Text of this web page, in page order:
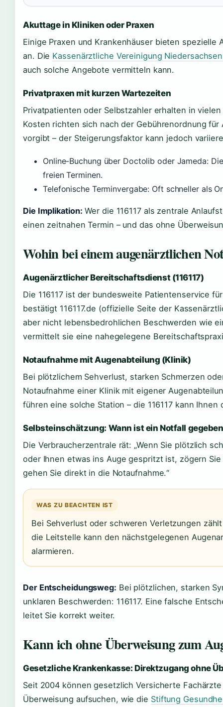
Akuttage in Kliniken oder Praxen
Einige Praxen und Krankenhäuser bieten spezielle
an. Die Kassenärztliche Vereinigung
auch solche Angebote vermitteln kann.
Privatpraxen mit kurzen Wartezeiten
Privatpatienten oder Selbstzahler erhalten in
Kosten richten sich nach der Gebührenordnung
vorgibt – der Steigerungsfaktor kann jedoch
Online-Buchung über Doctolib oder Jameda:
freien Terminen.
Telefonische Terminvergabe: Oft schneller als
Die Implikation: Wer die 116117 als zentrale
einen zeitnahen Termin – und das ohne
Wohin bei einem augenärztlichen
Augenärztlicher Bereitschaftsdienst (116117)
Die 116117 ist der bundesweite Patientenservice
bestätigt 116117.de (offizielle Seite der
aber nicht lebensbedrohlichen Beschwerden wie
vermittelt sie eine nahegelegene
Notaufnahme mit Augenabteilung (Klinik)
Bei plötzlichem Sehverlust, starken Schmerzen
Notaufnahme einer Klinik mit eigener
führen eine solche Station – die 116117 kann
Selbsteinschätzung: Wann ist ein Notfall
Die Verbraucherzentrale rät: „Wenn Sie plötzlich
oder Ihnen etwas ins Auge gespritzt ist, zögern
gehen Sie direkt in die Notaufnahme.“
WAS ZU BEACHTEN IST
Bei Sehverlust oder schweren Verletzungen
die Leitstelle kann den nächstgelegenen
alarmieren.
Der Entscheidungsweg: Bei plötzlichen, starken
unklaren Beschwerden: 116117. Eine falsche
leitet Sie korrekt weiter.
Kann ich ohne Überweisung zum
Gesetzliche Krankenkasse: Direktzugang ohne
Seit 2004 können gesetzlich Versicherte
Überweisung aufsuchen, wie die Stiftung